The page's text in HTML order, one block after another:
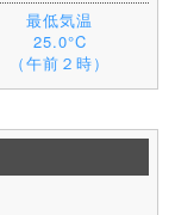
最低気温
25.0°C
（午前２時）